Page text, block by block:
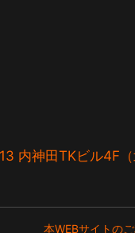
内神田TKビル4F
本WEBサイトの